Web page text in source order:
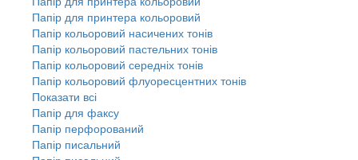
Папір для принтера кольоровий
Папір кольоровий насичених тонів
Папір кольоровий пастельних тонів
Папір кольоровий середніх тонів
Папір кольоровий флуоресцентних тонів
Показати всі
Папір для факсу
Папір перфорований
Папір писальний